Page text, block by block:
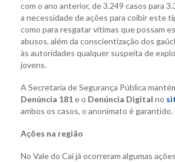
com o ano anterior, de 3.249 casos para
a necessidade de ações para coibir este
como para resgatar vítimas que possam
abusos, além da conscientização dos
às autoridades qualquer suspeita de
jovens.
A Secretaria de Segurança Pública
Denúncia 181e o Denúncia Digital no
ambos os casos, o anonimato é garantido.
Ações na região
No Vale do Caí já ocorreram algumas